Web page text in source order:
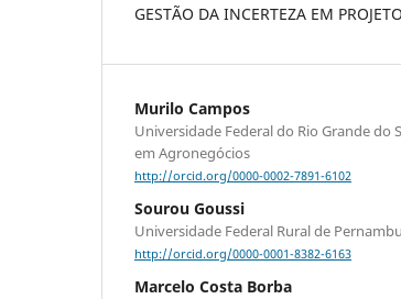
GESTÃO DA INCERTEZA EM
Murilo Campos
Universidade Federal do Rio Grande do
em Agronegócios
http://orcid.org/0000-0002-7891-6102
Sourou Goussi
Universidade Federal Rural de
http://orcid.org/0000-0001-8382-6163
Marcelo Costa Borba